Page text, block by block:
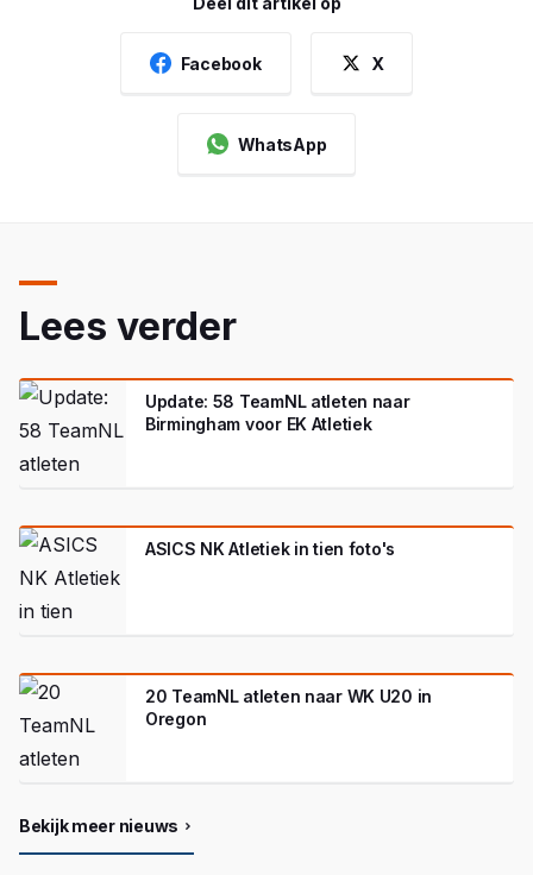
Facebook X
WhatsApp
Lees verder
Update: 58 TeamNL atleten naar
Birmingham voor EK Atletiek
ASICS NK Atletiek in tien foto's
20 TeamNL atleten naar WK U20 in
Oregon
Bekijk meer nieuws